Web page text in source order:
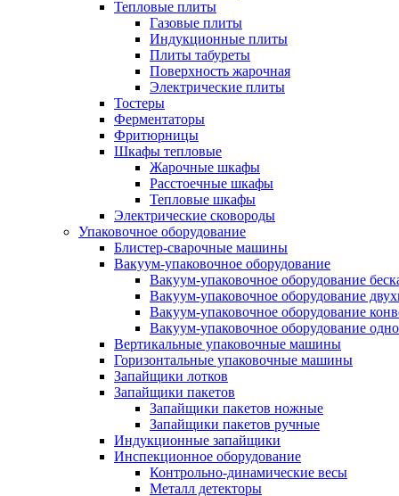
Тепловые плиты
Газовые плиты
Индукционные плиты
Плиты табуреты
Поверхность жарочная
Электрические плиты
Тостеры
Ферментаторы
Фритюрницы
Шкафы тепловые
Жарочные шкафы
Расстоечные шкафы
Тепловые шкафы
Электрические сковороды
Упаковочное оборудование
Блистер-сварочные машины
Вакуум-упаковочное оборудование
Вакуум-упаковочное оборудование
Вакуум-упаковочное оборудование
Вакуум-упаковочное оборудование
Вакуум-упаковочное оборудование
Вертикальные упаковочные машины
Горизонтальные упаковочные машины
Запайщики лотков
Запайщики пакетов
Запайщики пакетов ножные
Запайщики пакетов ручные
Индукционные запайщики
Инспекционное оборудование
Контрольно-динамические весы
Металл детекторы